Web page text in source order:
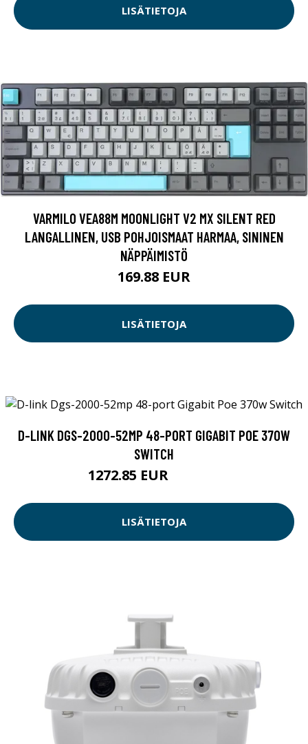
LISÄTIETOJA
VARMILO VEA88M MOONLIGHT V2 MX SILENT RED
LANGALLINEN, USB POHJOISMAAT HARMAA, SININEN
NÄPPÄIMISTÖ
169.88 EUR
LISÄTIETOJA
D-LINK DGS-2000-52MP 48-PORT GIGABIT POE 370W
SWITCH
1272.85 EUR
LISÄTIETOJA